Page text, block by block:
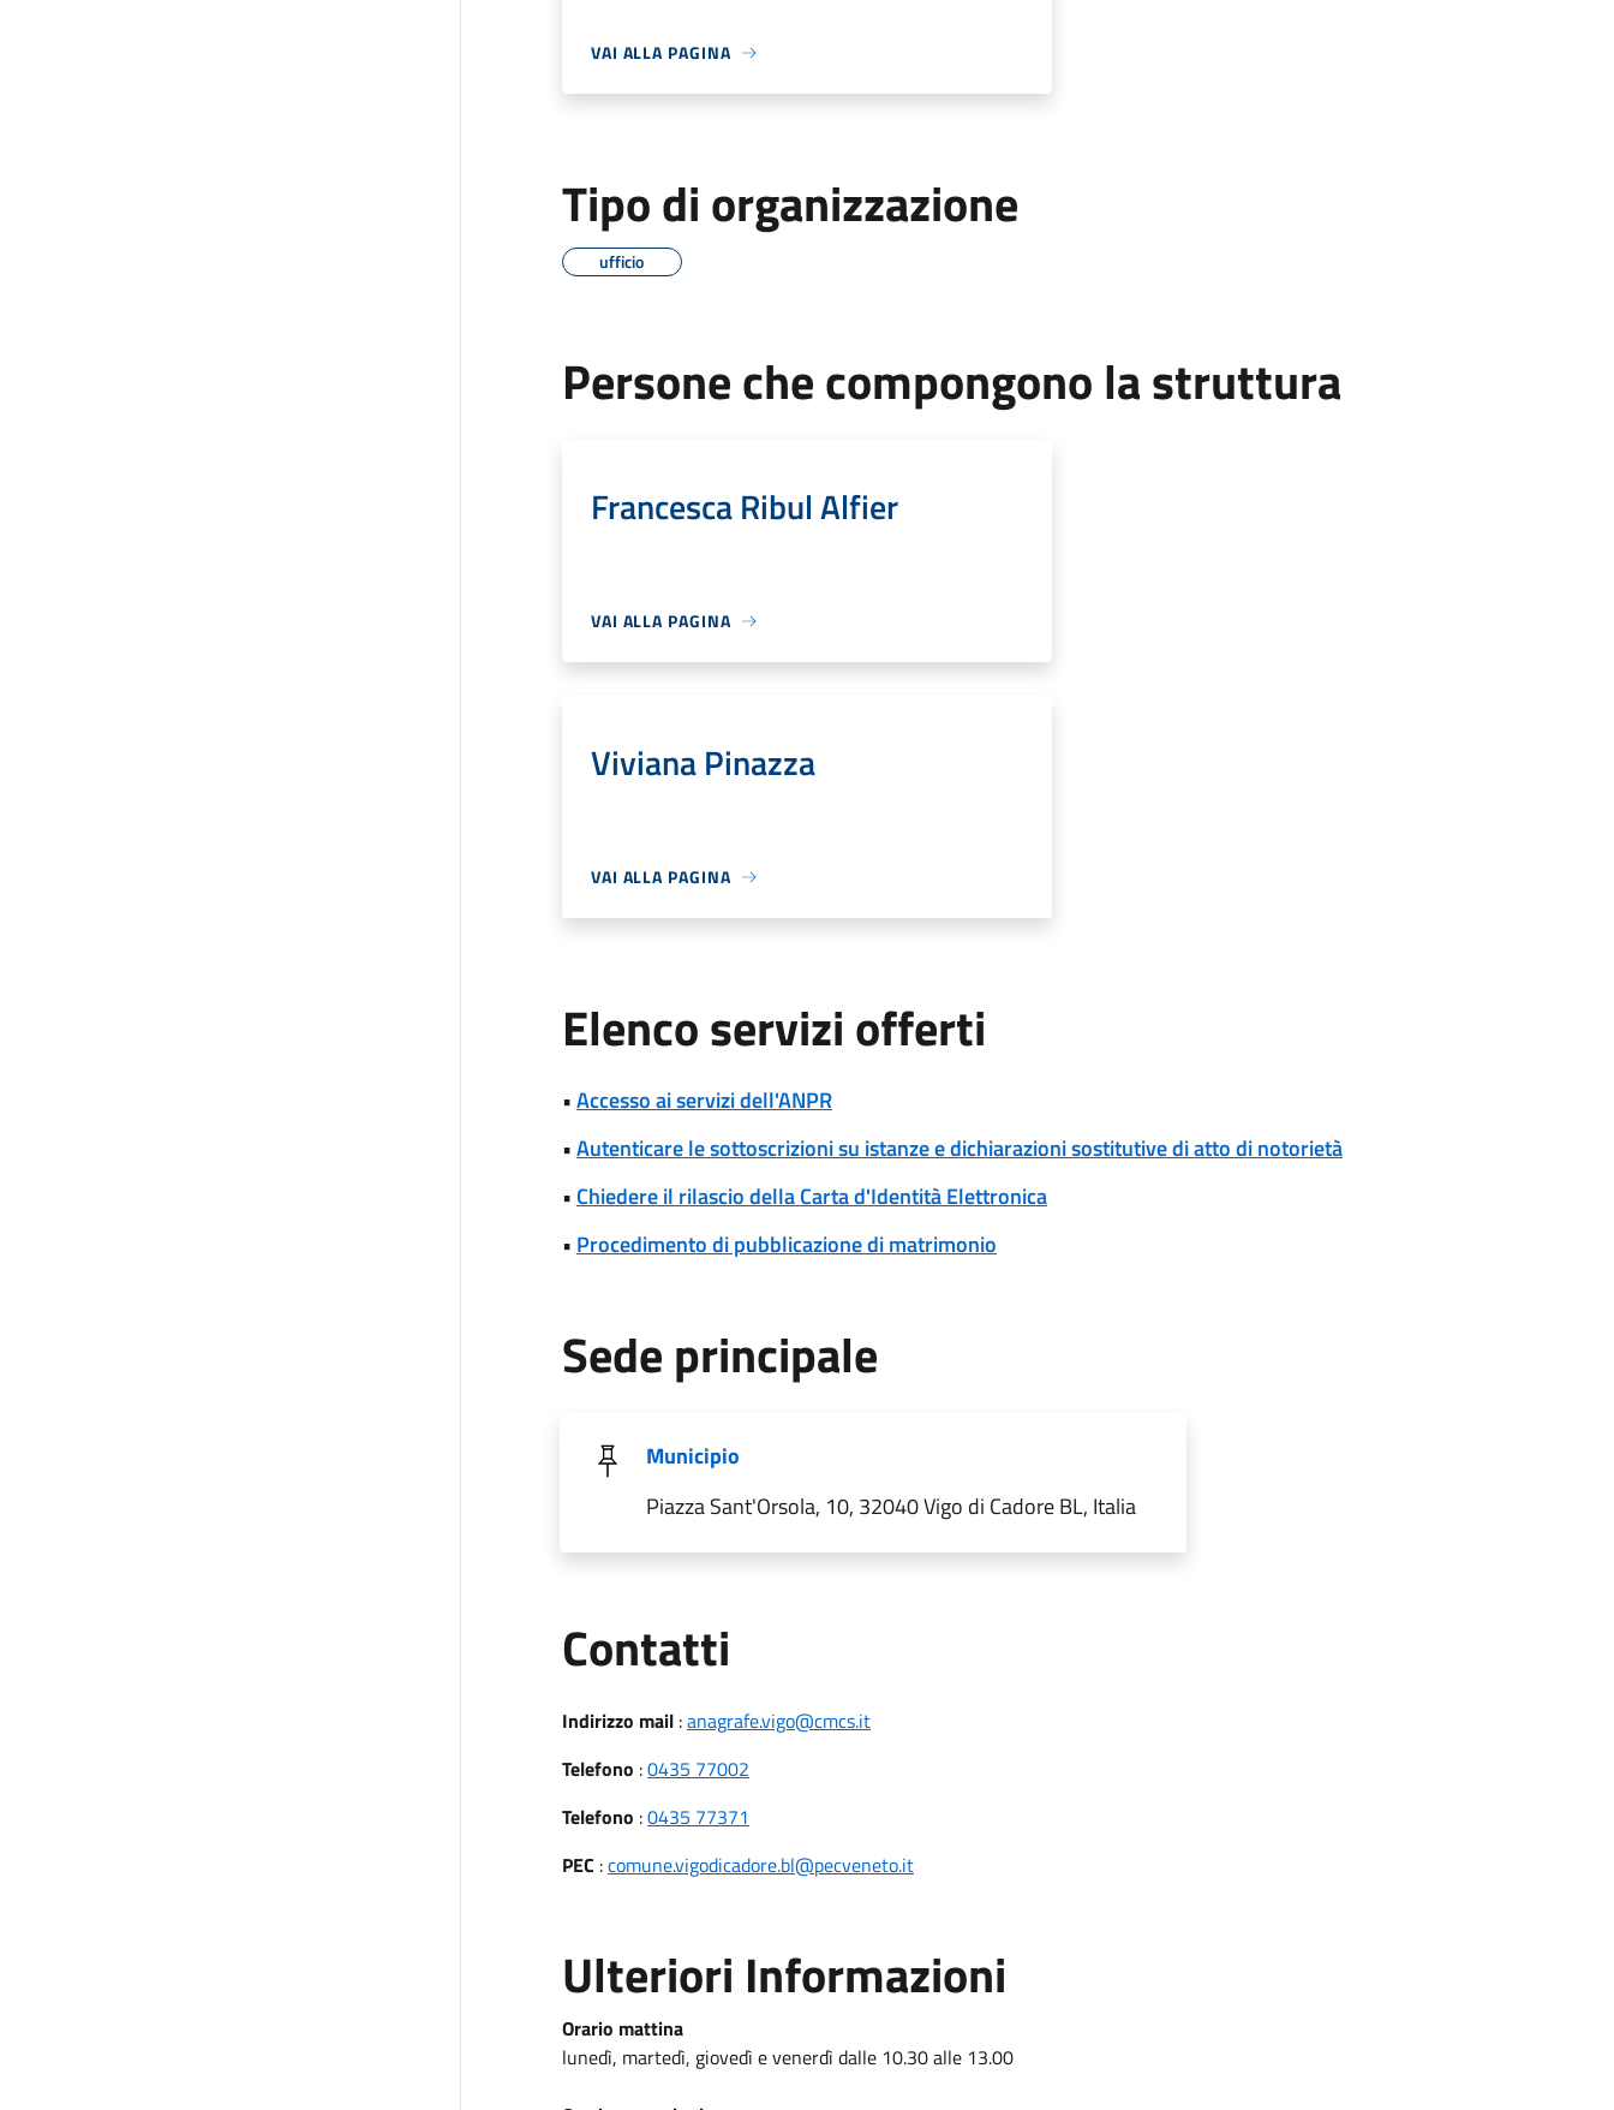
VAI ALLA PAGINA
Tipo di organizzazione
ufficio
Persone che compongono la struttura
Francesca Ribul Alfier
VAI ALLA PAGINA
Viviana Pinazza
VAI ALLA PAGINA
Elenco servizi offerti
•Accesso ai servizi dell'ANPR
•Autenticare le sottoscrizioni su istanze e dichiarazioni sostitutive di atto di notorietà
• Chiedere il rilascio della Carta d'Identità Elettronica
• Procedimento di pubblicazione di matrimonio
Sede principale
Municipio
Piazza Sant'Orsola, 10, 32040 Vigo di Cadore BL, Italia
Contatti
Indirizzo mail:anagrafe.vigo@cmcs.it
Telefono :0435 77002
Telefono :0435 77371
PEC :comune.vigodicadore.bl@pecveneto.it
Ulteriori Informazioni
Orario mattina
lunedì, martedì, giovedì e venerdì dalle 10.30 alle 13.00